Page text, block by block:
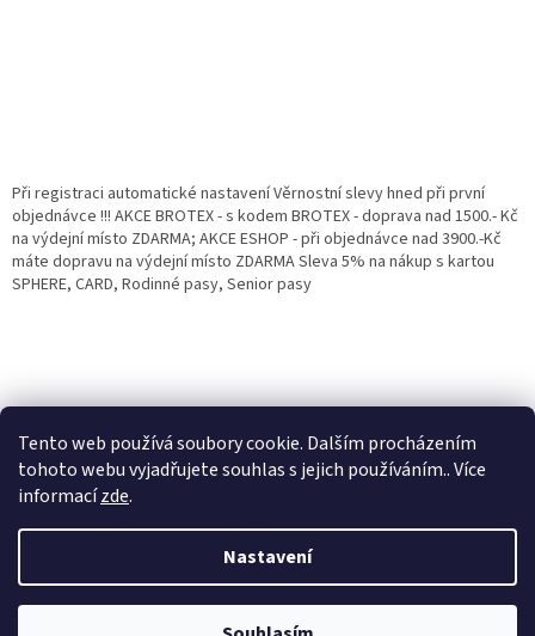
Tento web používá soubory cookie. Dalším procházením
tohoto webu vyjadřujete souhlas s jejich používáním.. Více
informacízde.
Nastavení
nastavená Věrnostní sleva 3% - 10% na Všechny Vaše další nákupy. Čím
víc nakoupíte, tím větší slevu můžete získat. Vaše objednávky se sčítají.
Využít můžete i "Slevové kody" nebo DOPRAVU ZDARMA. Přejeme
příjemný nákup u nás Jana Kotasová Komárková a kolektiv pracovníků
Při registraci automatické nastavení Věrnostní slevy hned při první
objednávce !!! AKCE BROTEX - s kodem BROTEX - doprava nad 1500.- Kč
na výdejní místo ZDARMA; AKCE ESHOP - při objednávce nad 3900.-Kč
máte dopravu na výdejní místo ZDARMA Sleva 5% na nákup s kartou
SPHERE, CARD, Rodinné pasy, Senior pasy
Copyright 2026Eshop Jana. Všechna práva vyhrazena.